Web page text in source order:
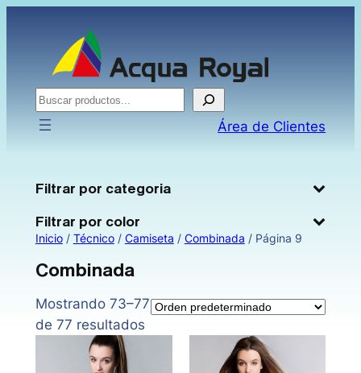
contenido
Buscar
Área de Clientes
Filtrar por categoria
Filtrar por color
Inicio/ Técnico/ Camiseta / Combinada / Página 9
Combinada
Mostrando 73–77
de 77 resultados